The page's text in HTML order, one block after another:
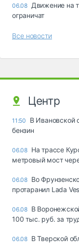
06.08 Движение на
ограничат
Все новости
Центр
11:50
В Ивановской
бензин
06.08 На трассе
метровый мост
06.08 Во
протаранил Lada
06.08 В
100 тыс. руб. за
06.08 В Тверской